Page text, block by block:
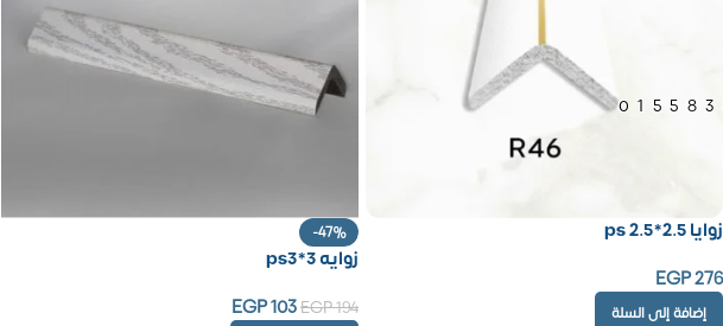
زوايا ps 2.5*2.5
EGP276
إضافة إلى السلة
-47%
زوايه ps3*3
EGP194
EGP103